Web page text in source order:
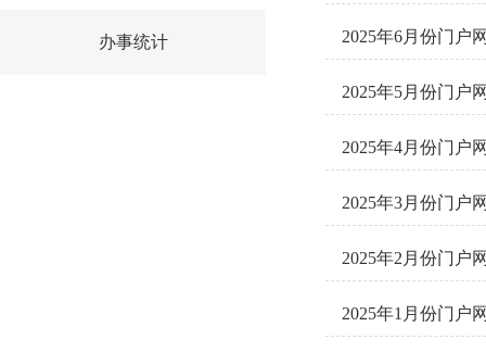
办事统计 2025年6月份门户
2025年5月份门户
2025年4月份门户
2025年3月份门户
2025年2月份门户
2025年1月份门户